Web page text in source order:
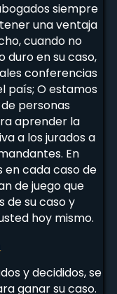
siempre
una ventaja
cuando no
duro en su caso,
conferencias
país; O estamos
personas
aprender la
a los jurados a
En
en cada caso de
de juego que
de su caso y
hoy mismo.
y decididos, se
ganar su caso.